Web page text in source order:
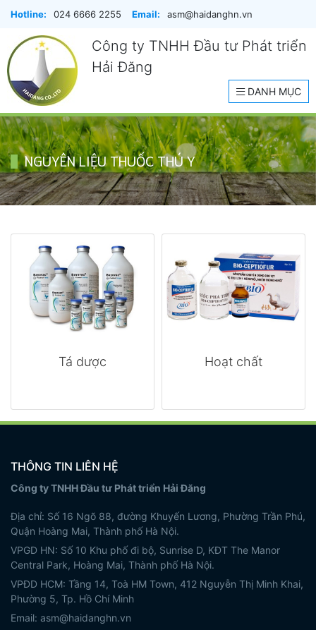
Hotline: 024 6666 2255 Email: asm@haidanghn.vn
Công ty TNHH Đầu tư Phát triển
Hải Đăng
DANH MỤC
NGUYÊN LIỆU THUỐC THÚ Y
Tá dược Hoạt chất
THÔNG TIN LIÊN HỆ
Công ty TNHH Đầu tư Phát triển Hải Đăng
Địa chỉ: Số 16 Ngõ 88, đường Khuyến Lương, Phường Trần Phú,
Quận Hoàng Mai, Thành phố Hà Nội.
VPGD HN: Số 10 Khu phố đi bộ, Sunrise D, KĐT The Manor
Central Park, Hoàng Mai, Thành phố Hà Nội.
VPĐD HCM: Tầng 14, Toà HM Town, 412 Nguyễn Thị Minh Khai,
Phường 5, Tp. Hồ Chí Minh
Email: asm@haidanghn.vn